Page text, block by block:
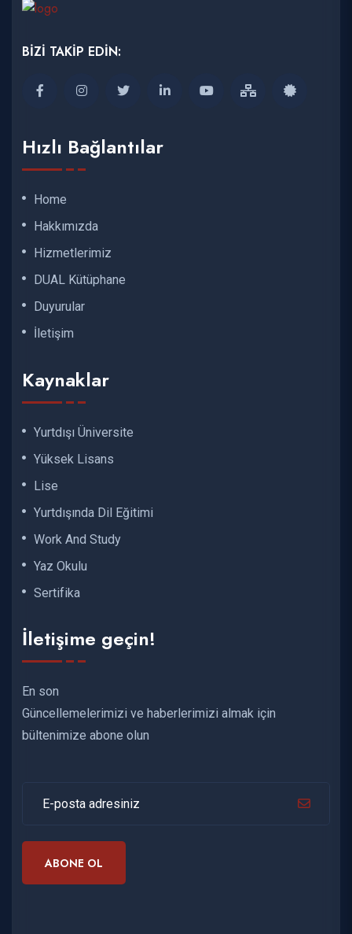
BİZİ TAKİP EDİN:
Hızlı Bağlantılar
Home
Hakkımızda
Hizmetlerimiz
DUAL Kütüphane
Duyurular
İletişim
Kaynaklar
Yurtdışı Üniversite
Yüksek Lisans
Lise
Yurtdışında Dil Eğitimi
Work And Study
Yaz Okulu
Sertifika
İletişime geçin!
En son
Güncellemelerimizi ve haberlerimizi almak için
bültenimize abone olun
ABONE OL